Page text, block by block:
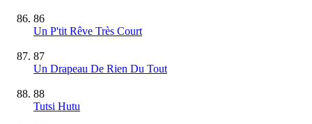
86
Un P'tit Rêve Très Court
87
Un Drapeau De Rien Du Tout
88
Tutsi Hutu